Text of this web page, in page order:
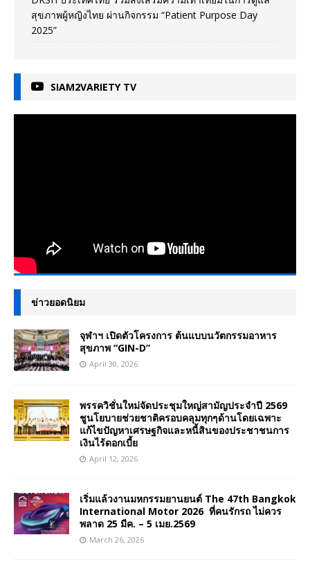
สุขภาพผู้หญิงไทย ผ่านกิจกรรม “Patient Purpose Day
2025”
SIAM2VARIETY TV
ข่าวยอดนิยม
จุฬาฯ เปิดตัวโครงการ ต้นแบบนวัตกรรมอาหาร
สุขภาพ “GIN-D”
April 30, 2026
พรรควิชั่นใหม่จัดประชุมใหญ่สามัญประจำปี 2569
ชูนโยบายช่วยชาติครอบคลุมทุกๆด้านโดยเฉพาะ
แก้ไขปัญหาเศรษฐกิจและหนี้สินของประชาชนการ
เงินไร้ดอกเบี้ย
April 12, 2026
เริ่มแล้วงานมหกรรมยานยนต์ The 47th Bangkok
International Motor 2026 ที่คนรักรถ ไม่ควร
พลาด 25 มีค. – 5 เมย.2569
March 26, 2026